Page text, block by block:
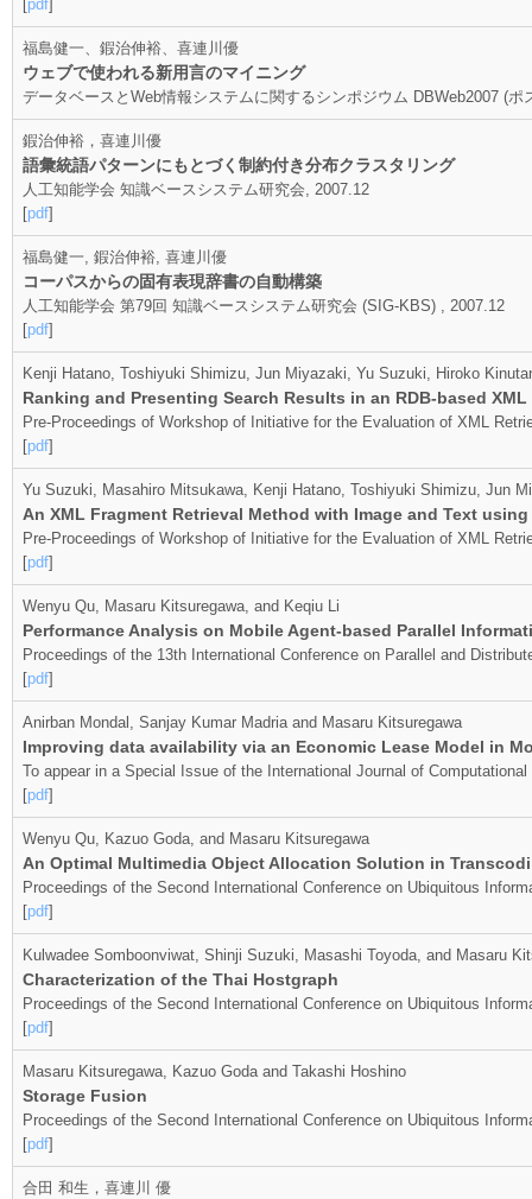
pdf
福島健一、鍜治伸裕、喜連川優
ウェブで使われる新用言のマイニング
データベースとWeb情報システムに関するシンポジウム DBWeb2007 (ポ
鍜治伸裕，喜連川優
語彙統語パターンにもとづく制約付き分布クラスタリング
人工知能学会 知識ベースシステム研究会, 2007.12
[pdf]
福島健一, 鍜治伸裕, 喜連川優
コーパスからの固有表現辞書の自動構築
人工知能学会 第79回 知識ベースシステム研究会 (SIG-KBS) , 2007.12
[pdf]
Kenji Hatano, Toshiyuki Shimizu, Jun Miyazaki, Yu Suzuki, Hiroko
Ranking and Presenting Search Results in an RDB-based
Pre-Proceedings of Workshop of Initiative for the Evaluation of XML
[pdf]
Yu Suzuki, Masahiro Mitsukawa, Kenji Hatano, Toshiyuki Shimizu, Jun
An XML Fragment Retrieval Method with Image and Text
Pre-Proceedings of Workshop of Initiative for the Evaluation of XML
[pdf]
Wenyu Qu, Masaru Kitsuregawa, and Keqiu Li
Performance Analysis on Mobile Agent-based Parallel
Proceedings of the 13th International Conference on Parallel and
[pdf]
Anirban Mondal, Sanjay Kumar Madria and Masaru Kitsuregawa
Improving data availability via an Economic Lease Model in
To appear in a Special Issue of the International Journal of
[pdf]
Wenyu Qu, Kazuo Goda, and Masaru Kitsuregawa
An Optimal Multimedia Object Allocation Solution in
Proceedings of the Second International Conference on Ubiquitous
[pdf]
Kulwadee Somboonviwat, Shinji Suzuki, Masashi Toyoda, and Masaru
Characterization of the Thai Hostgraph
Proceedings of the Second International Conference on Ubiquitous
[pdf]
Masaru Kitsuregawa, Kazuo Goda and Takashi Hoshino
Storage Fusion
Proceedings of the Second International Conference on Ubiquitous
[pdf]
合田 和生，喜連川 優